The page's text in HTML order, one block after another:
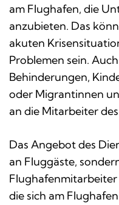
am Flughafen, die
anzubieten. Das
akuten
Problemen sein.
Behinderungen,
oder Migrantinnen
an die Mitarbeiter
Das Angebot des
an Fluggäste,
Flughafenmitarbeiter
die sich am